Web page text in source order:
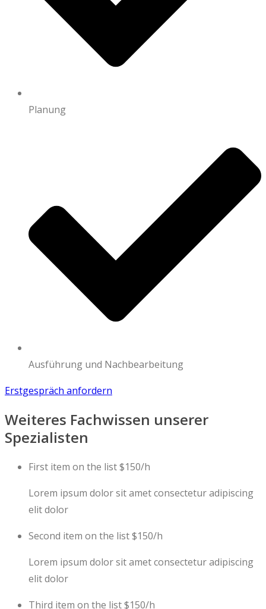
Planung
Ausführung und Nachbearbeitung
Erstgespräch anfordern
Weiteres Fachwissen unserer
Spezialisten
First item on the list$150/h
Lorem ipsum dolor sit amet consectetur adipiscing
elit dolor
Second item on the list$150/h
Lorem ipsum dolor sit amet consectetur adipiscing
elit dolor
Third item on the list$150/h